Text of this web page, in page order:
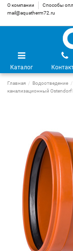
О компании Способы
mail@aquatherm72.ru
Каталог
Главная Водоотведение
канализационный Ostendorf